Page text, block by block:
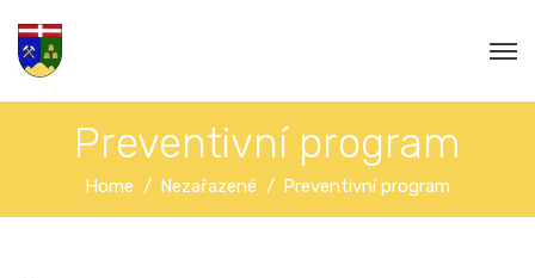
Preventivní program
Home Nezařazené Preventivní program